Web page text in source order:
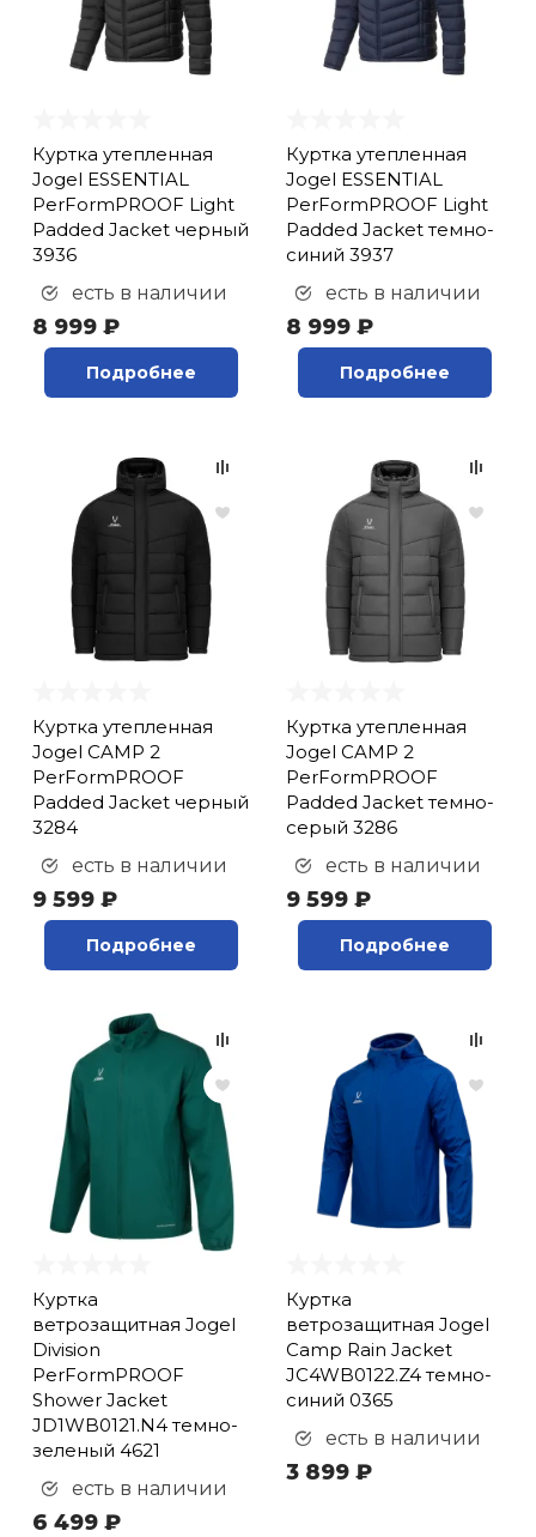
Куртка утепленная
Jogel ESSENTIAL
PerFormPROOF Light
Padded Jacket черный
3936
есть в наличии
8 999 ₽
Подробнее
Куртка утепленная
Jogel ESSENTIAL
PerFormPROOF Light
Padded Jacket темно-
синий 3937
есть в наличии
8 999 ₽
Подробнее
Куртка утепленная
Jogel CAMP 2
PerFormPROOF
Padded Jacket черный
3284
есть в наличии
9 599 ₽
Подробнее
Куртка утепленная
Jogel CAMP 2
PerFormPROOF
Padded Jacket темно-
серый 3286
есть в наличии
9 599 ₽
Подробнее
Куртка
ветрозащитная Jogel
Division
PerFormPROOF
Shower Jacket
JD1WB0121.N4 темно-
зеленый 4621
есть в наличии
6 499 ₽
Куртка
ветрозащитная Jogel
Camp Rain Jacket
JC4WB0122.Z4 темно-
синий 0365
есть в наличии
3 899 ₽